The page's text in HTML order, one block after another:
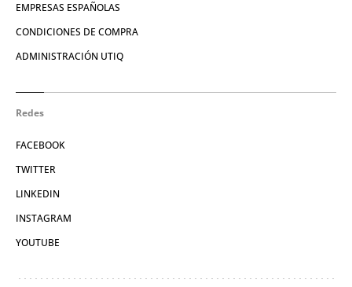
EMPRESAS ESPAÑOLAS
CONDICIONES DE COMPRA
ADMINISTRACIÓN UTIQ
Redes
FACEBOOK
TWITTER
LINKEDIN
INSTAGRAM
YOUTUBE